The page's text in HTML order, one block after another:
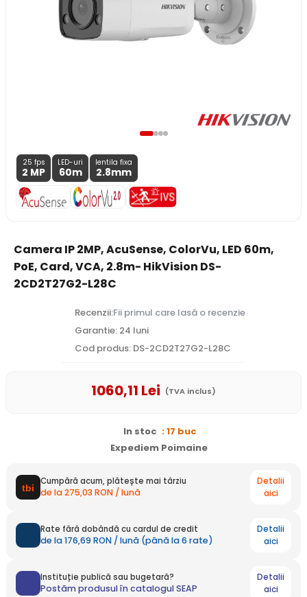
25 fps
2 MP
LED-uri
60m
lentila fixa
2.8mm
Camera IP 2MP, AcuSense, ColorVu, LED 60m,
PoE, Card, VCA, 2.8m- HikVision DS-
2CD2T27G2-L28C
Recenzii:Fii primul care lasă o recenzie
Garantie: 24 luni
Cod produs: DS-2CD2T27G2-L28C
1060,11 Lei (TVA inclus)
In stoc : 17 buc
Expediem Poimaine
Cumpără acum, plătește mai târziu
de la 275,03 RON / lună
Detalii
aici
Rate fără dobândă cu cardul de credit
de la 176,69 RON / lună (până la 6 rate)
Detalii
aici
Instituție publică sau bugetară?
Postăm produsul în catalogul SEAP
Detalii
aici